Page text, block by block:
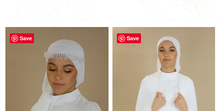
Save Save